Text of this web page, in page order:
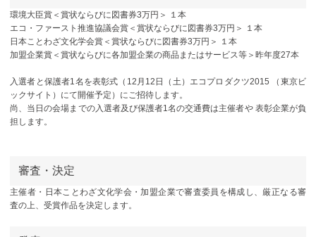
環境大臣賞＜賞状ならびに図書券3万円＞ １本
エコ・ファースト推進協議会賞＜賞状ならびに図書券3万円＞ １本
日本ことわざ文化学会賞＜賞状ならびに図書券3万円＞ １本
加盟企業賞＜賞状ならびに各加盟企業の商品またはサービス等＞昨年度27本
入選者と保護者1名を表彰式（12月12日（土）エコプロダクツ2015 （東京ビ
ックサイト）にて開催予定）にご招待します。
尚、当日の会場までの入選者及び保護者1名の交通費は主催者や 表彰企業が負
担します。
審査・決定
主催者・日本ことわざ文化学会・加盟企業で審査委員を構成し、厳正なる審
査の上、受賞作品を決定します。